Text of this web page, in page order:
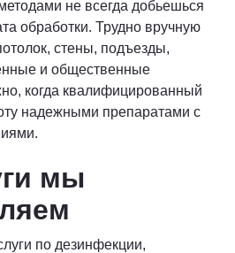
не всегда добьешься
обработки. Трудно вручную
стены, подъезды,
и общественные
когда квалифицированный
надежными препаратами с
мы
по дезинфекции,